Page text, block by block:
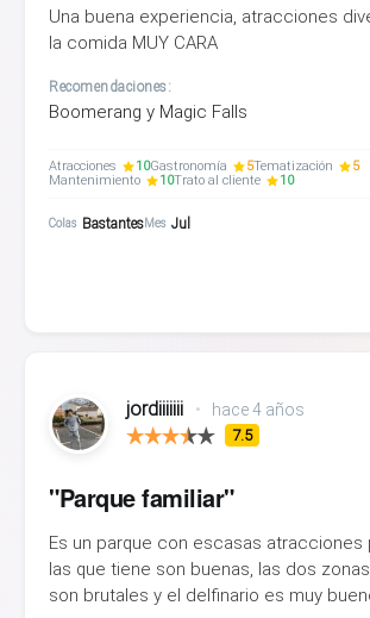
Una buena experiencia, atracciones
la comida MUY CARA
Recomendaciones:
Boomerang y Magic Falls
Atracciones 10Gastronomía 5Tematización
5
Mantenimiento
10Trato al cliente 10
Colas BastantesMes Jul
jordiiiiiii • hace 4 años
7.5
"Parque familiar"
Es un parque con escasas atracciones
las que tiene son buenas, las dos
son brutales y el delfinario es muy